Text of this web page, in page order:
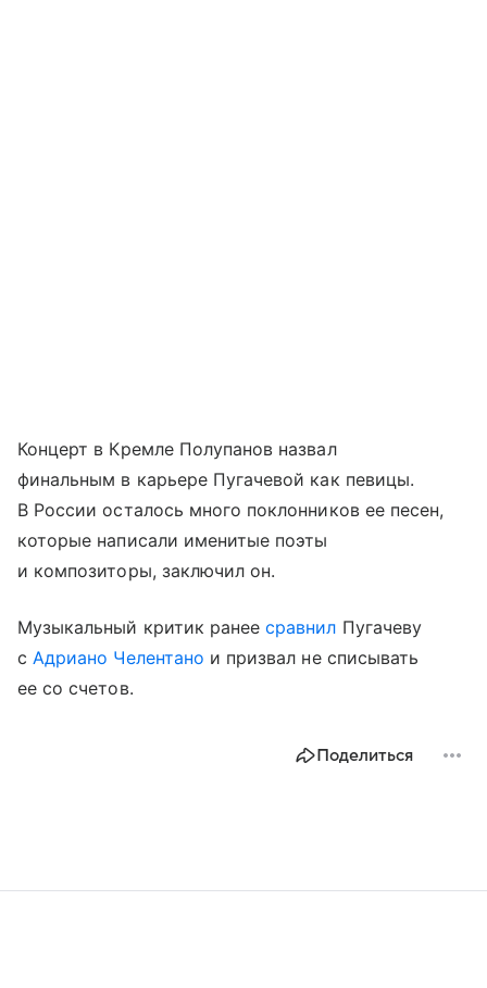
Концерт в Кремле Полупанов назвал
финальным в карьере Пугачевой как певицы.
В России осталось много поклонников ее песен,
которые написали именитые поэты
и композиторы, заключил он.
Музыкальный критик ранеесравнил Пугачеву
с Адриано Челентано и призвал не списывать
ее со счетов.
Поделиться